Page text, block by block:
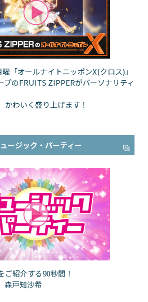
「オールナイトニッポンX(クロス)」
プのFRUITS ZIPPERがパーソナリティ
かわいく盛り上げます！
ージック・パーティー
ご紹介する90秒間！
森戸知沙希